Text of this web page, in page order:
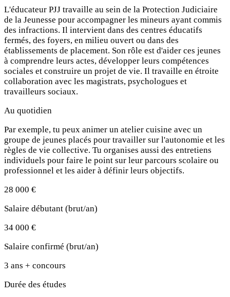
L'éducateur PJJ travaille au sein de la Protection Judiciaire
de la Jeunesse pour accompagner les mineurs ayant commis
des infractions. Il intervient dans des centres éducatifs
fermés, des foyers, en milieu ouvert ou dans des
établissements de placement. Son rôle est d'aider ces jeunes
à comprendre leurs actes, développer leurs compétences
sociales et construire un projet de vie. Il travaille en étroite
collaboration avec les magistrats, psychologues et
travailleurs sociaux.
Au quotidien
Par exemple, tu peux animer un atelier cuisine avec un
groupe de jeunes placés pour travailler sur l'autonomie et les
règles de vie collective. Tu organises aussi des entretiens
individuels pour faire le point sur leur parcours scolaire ou
professionnel et les aider à définir leurs objectifs.
28 000 €
Salaire débutant (brut/an)
34 000 €
Salaire confirmé (brut/an)
3 ans + concours
Durée des études